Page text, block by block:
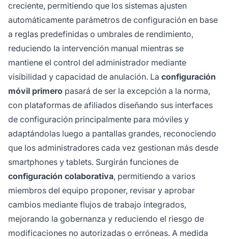
creciente, permitiendo que los sistemas ajusten
automáticamente parámetros de configuración en base
a reglas predefinidas o umbrales de rendimiento,
reduciendo la intervención manual mientras se
mantiene el control del administrador mediante
visibilidad y capacidad de anulación. La configuración
móvil primero pasará de ser la excepción a la norma,
con plataformas de afiliados diseñando sus interfaces
de configuración principalmente para móviles y
adaptándolas luego a pantallas grandes, reconociendo
que los administradores cada vez gestionan más desde
smartphones y tablets. Surgirán funciones de
configuración colaborativa, permitiendo a varios
miembros del equipo proponer, revisar y aprobar
cambios mediante flujos de trabajo integrados,
mejorando la gobernanza y reduciendo el riesgo de
modificaciones no autorizadas o erróneas. A medida